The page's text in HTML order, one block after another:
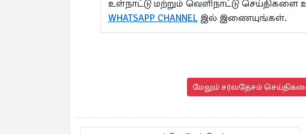
உள்நாட்டு மற்றும் வெளிநாட்டு
WHATSAPP CHANNEL இல் இணையுங்கள்.
மேலும் சர்வதேசம்